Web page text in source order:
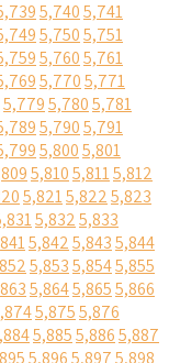
5,7405,741
5,7505,751
5,7605,761
5,7705,771
5,7795,7805,781
5,7905,791
5,8005,801
5,8105,8115,812
5,8215,8225,823
5,8325,833
5,8425,8435,844
5,8535,8545,855
5,8645,8655,866
5,8755,876
5,8855,8865,887